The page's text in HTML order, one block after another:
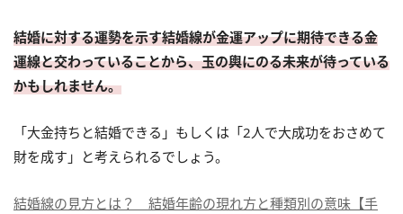
結婚に対する運勢を示す結婚線が金運アップに期待できる金
運線と交わっていることから、玉の輿にのる未来が待っている
かもしれません。
「大金持ちと結婚できる」もしくは「2人で大成功をおさめて
財を成す」と考えられるでしょう。
結婚線の見方とは？ 結婚年齢の現れ方と種類別の意味【手